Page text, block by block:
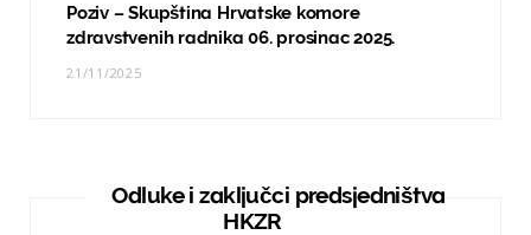
Poziv – Skupština Hrvatske komore
zdravstvenih radnika 06. prosinac 2025.
21/11/2025
Odluke i zaključci predsjedništva
HKZR